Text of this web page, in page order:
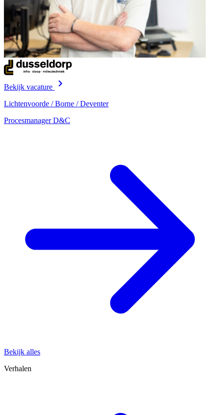
Bekijk vacature
Lichtenvoorde / Borne / Deventer
Procesmanager D&C
Bekijk alles
Verhalen